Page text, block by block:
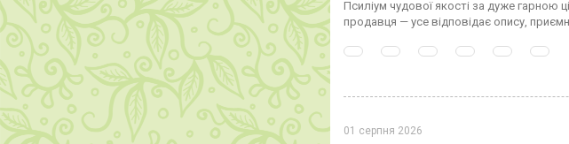
Псиліум чудової якості за дуже
продавця — усе відповідає опису,
01 серпня 2026